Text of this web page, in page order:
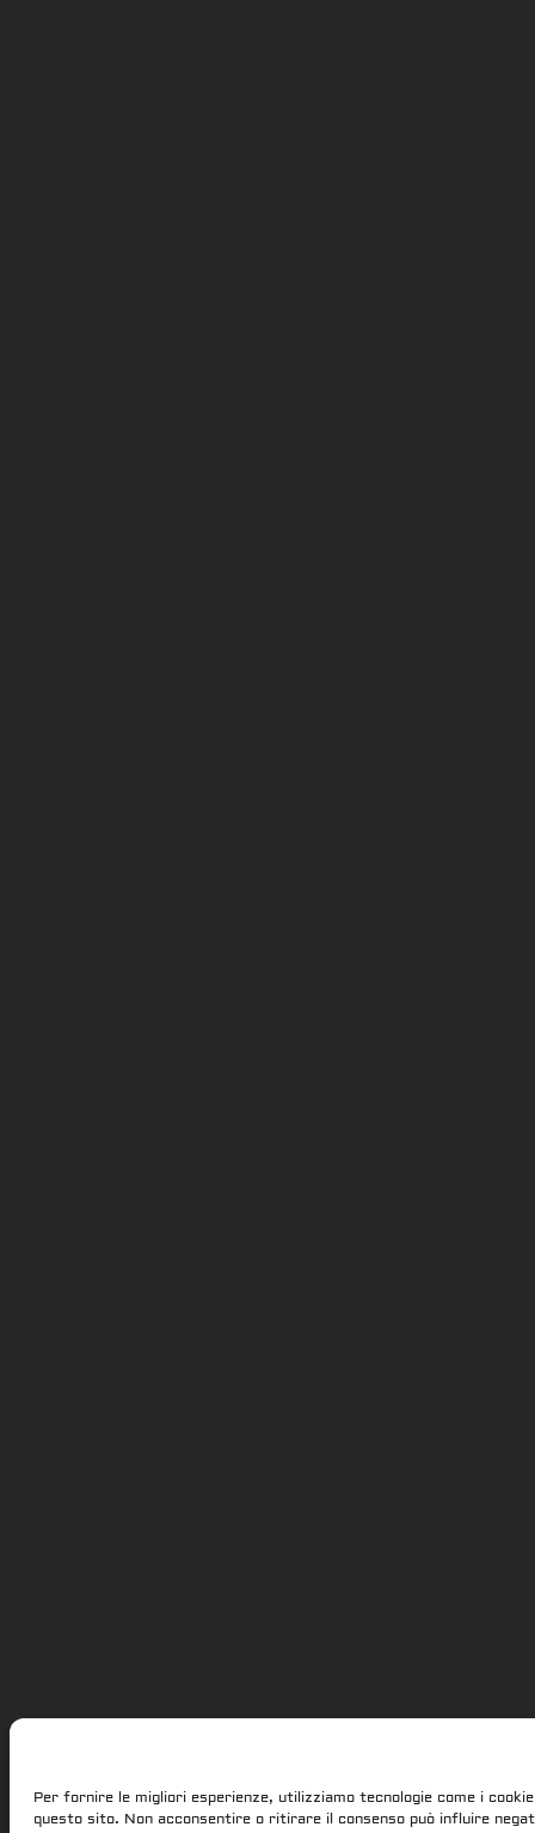
Per fornire le migliori esperienze, utilizziamo tecnologie come i
questo sito. Non acconsentire o ritirare il consenso può influire